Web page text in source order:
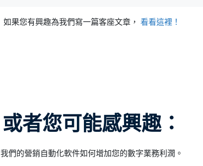
如果您有興趣為我們寫一篇客座文章， 看看這裡！
或者您可能感興趣：
我們的營銷自動化軟件如何增加您的數字業務利潤。